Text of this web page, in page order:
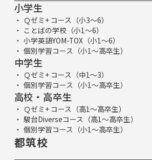
小学生
Ｑゼミ+ コース（小3～6）
ことばの学校（小1～6）
小学英語YOM-TOX（小1～6）
個別学習コース（小1～高卒生）
中学生
Ｑゼミ+ コース（中1～3）
個別学習コース（小1～高卒生）
高校・高卒生
Ｑゼミ+ コース（高1～高卒生）
駿台Diverseコース（高1～高卒生）
個別学習コース（小1～高卒生）
都筑校